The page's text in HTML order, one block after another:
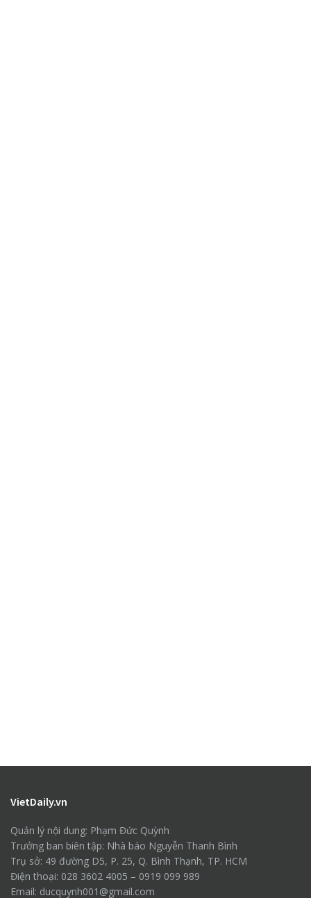
VietDaily.vn
Quản lý nội dung: Phạm Đức Quỳnh
Trưởng ban biên tập: Nhà báo Nguyễn Thanh Bình
Trụ sở: 49 đường D5, P. 25, Q. Bình Thạnh, TP. HCM
Điện thoại: 028 3602 4005 – 0919 099 989
Email: ducquynh001@gmail.com